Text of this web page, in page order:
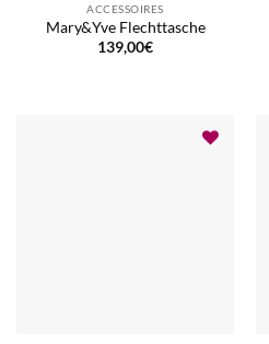
ACCESSOIRES
Mary&Yve Flechttasche
139,00€